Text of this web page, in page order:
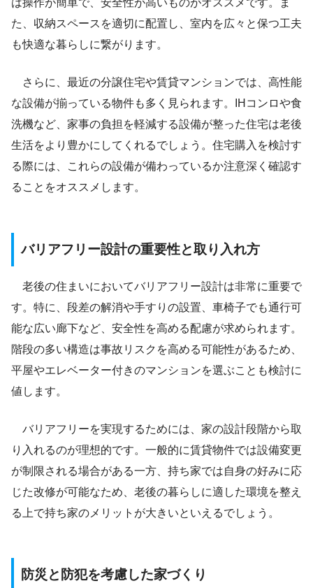
は操作が簡単で、安全性が高いものがオススメです。ま
た、収納スペースを適切に配置し、室内を広々と保つ工夫
も快適な暮らしに繋がります。
さらに、最近の分譲住宅や賃貸マンションでは、高性能
な設備が揃っている物件も多く見られます。IHコンロや食
洗機など、家事の負担を軽減する設備が整った住宅は老後
生活をより豊かにしてくれるでしょう。住宅購入を検討す
る際には、これらの設備が備わっているか注意深く確認す
ることをオススメします。
バリアフリー設計の重要性と取り入れ方
老後の住まいにおいてバリアフリー設計は非常に重要で
す。特に、段差の解消や手すりの設置、車椅子でも通行可
能な広い廊下など、安全性を高める配慮が求められます。
階段の多い構造は事故リスクを高める可能性があるため、
平屋やエレベーター付きのマンションを選ぶことも検討に
値します。
バリアフリーを実現するためには、家の設計段階から取
り入れるのが理想的です。一般的に賃貸物件では設備変更
が制限される場合がある一方、持ち家では自身の好みに応
じた改修が可能なため、老後の暮らしに適した環境を整え
る上で持ち家のメリットが大きいといえるでしょう。
防災と防犯を考慮した家づくり